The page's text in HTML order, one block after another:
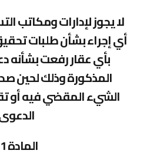
لا يجوز لإدارات ومكاتب
أي إجراء بشأن طلبات
بأي عقار رفعت بشأنه
المذكورة وذلك لحين
الشيء المقضي فيه أو
المادة 11